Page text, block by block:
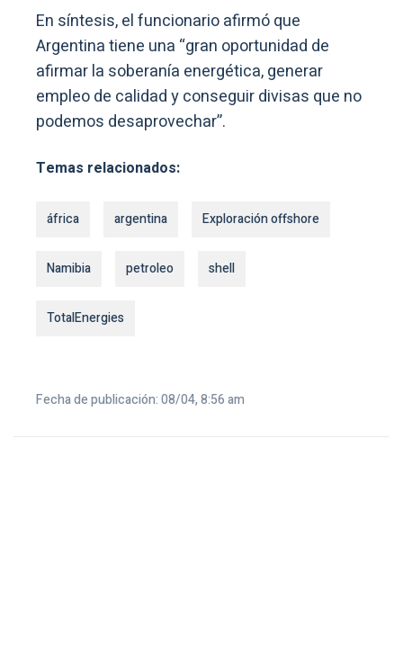
En síntesis, el funcionario afirmó que
Argentina tiene una “gran oportunidad de
afirmar la soberanía energética, generar
empleo de calidad y conseguir divisas que no
podemos desaprovechar”.
Temas relacionados:
áfrica argentina Exploración offshore
Namibia petroleo shell
TotalEnergies
Fecha de publicación: 08/04, 8:56 am